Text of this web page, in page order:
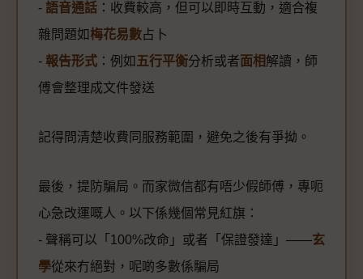
- 語音通話 ：收費較高，但可以即時互動，適合複
雜問題如 梅花易數占卜
- 報告形式 ：例如 五行平衡分析或者面相解讀，師
傅會整理成文件發送
記得問清楚收費同服務範圍，避免之後有爭拗。
最後，提防騙局。而家微信都有唔少假師傅，專呃
心急改運嘅人。以下係幾個常見紅旗：
- 聲稱可以「100%改命」或者「保證發達」——玄
學從來冇絕對，呢啲多數係騙局